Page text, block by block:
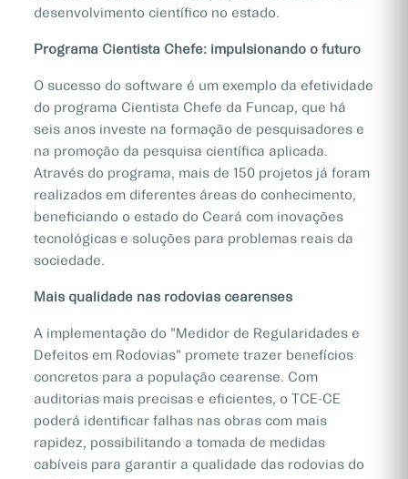
desenvolvimento científico no estado.
Programa Cientista Chefe: impulsionando o futuro
O sucesso do software é um exemplo da efetividade
do programa Cientista Chefe da Funcap, que há
seis anos investe na formação de pesquisadores e
na promoção da pesquisa científica aplicada.
Através do programa, mais de 150 projetos já foram
realizados em diferentes áreas do conhecimento,
beneficiando o estado do Ceará com inovações
tecnológicas e soluções para problemas reais da
sociedade.
Mais qualidade nas rodovias cearenses
A implementação do "Medidor de Regularidades e
Defeitos em Rodovias" promete trazer benefícios
concretos para a população cearense. Com
auditorias mais precisas e eficientes, o TCE-CE
poderá identificar falhas nas obras com mais
rapidez, possibilitando a tomada de medidas
cabíveis para garantir a qualidade das rodovias do